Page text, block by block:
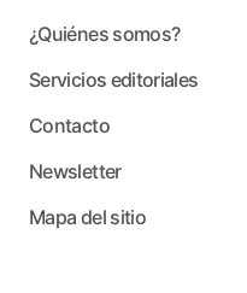
¿Quiénes somos?
Servicios editoriales
Contacto
Newsletter
Mapa del sitio